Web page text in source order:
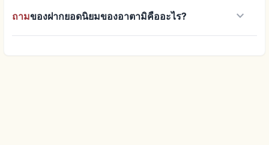
ถามของฝากยอดนิยมของอาตามิคืออะไร? keyboard_arrow_down